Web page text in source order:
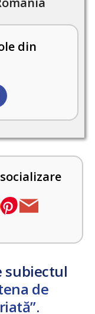
din
subiectul
de
.